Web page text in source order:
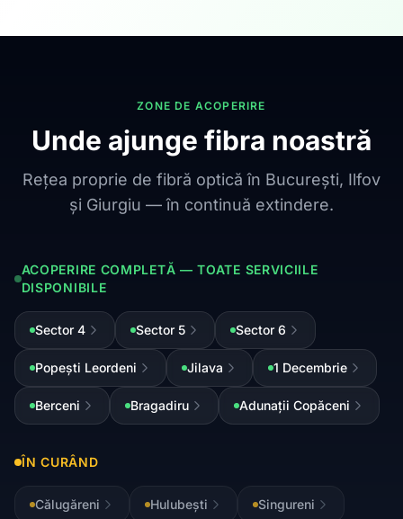
ZONE DE ACOPERIRE
Unde ajunge fibra noastră
Rețea proprie de fibră optică în București, Ilfov
și Giurgiu — în continuă extindere.
ACOPERIRE COMPLETĂ — TOATE SERVICIILE
DISPONIBILE
Sector 4 Sector 5 Sector 6
Popești Leordeni Jilava 1 Decembrie
Berceni Bragadiru Adunații Copăceni
ÎN CURÂND
Călugăreni Hulubești Singureni